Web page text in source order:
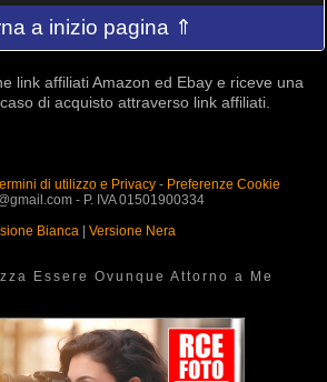
a inizio pagina ⇑
link affiliati Amazon ed Ebay e riceve una
di acquisto attraverso link affiliati.
di utilizzo e Privacy- Preferenze Cookie
- P. IVA 01501900334
Bianca
Versione Nera
Essere Ovunque Attorno a Me